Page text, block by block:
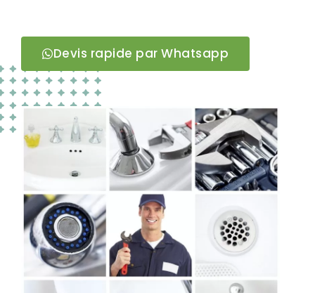
Devis rapide par Whatsapp